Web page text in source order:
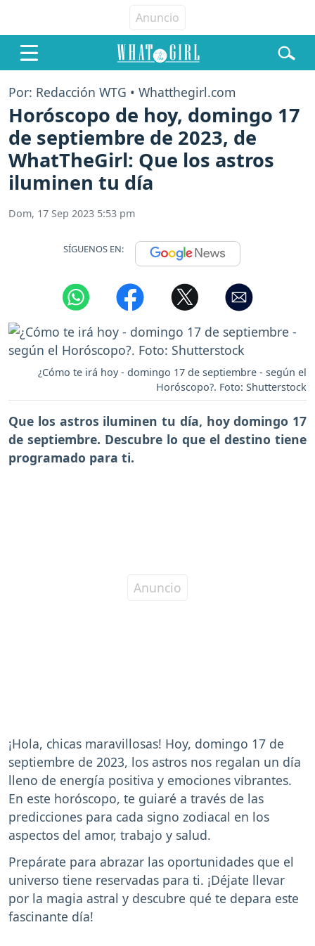
Por: Redacción WTG • Whatthegirl.com
Horóscopo de hoy, domingo 17
de septiembre de 2023, de
WhatTheGirl: Que los astros
iluminen tu día
Dom, 17 Sep 2023 5:53 pm
SÍGUENOS EN:
¿Cómo te irá hoy - domingo 17 de septiembre - según el
Horóscopo?. Foto: Shutterstock
Que los astros iluminen tu día, hoy domingo 17
de septiembre. Descubre lo que el destino tiene
programado para ti.
¡Hola, chicas maravillosas! Hoy, domingo 17 de
septiembre de 2023, los astros nos regalan un día
lleno de energía positiva y emociones vibrantes.
En este horóscopo, te guiaré a través de las
predicciones para cada signo zodiacal en los
aspectos del amor, trabajo y salud.
Prepárate para abrazar las oportunidades que el
universo tiene reservadas para ti. ¡Déjate llevar
por la magia astral y descubre qué te depara este
fascinante día!